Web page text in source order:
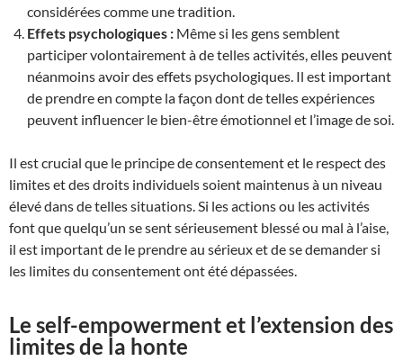
considérées comme une tradition.
Effets psychologiques : Même si les gens semblent
participer volontairement à de telles activités, elles peuvent
néanmoins avoir des effets psychologiques. Il est important
de prendre en compte la façon dont de telles expériences
peuvent influencer le bien-être émotionnel et l’image de soi.
Il est crucial que le principe de consentement et le respect des
limites et des droits individuels soient maintenus à un niveau
élevé dans de telles situations. Si les actions ou les activités
font que quelqu’un se sent sérieusement blessé ou mal à l’aise,
il est important de le prendre au sérieux et de se demander si
les limites du consentement ont été dépassées.
Le self-empowerment et l’extension des
limites de la honte